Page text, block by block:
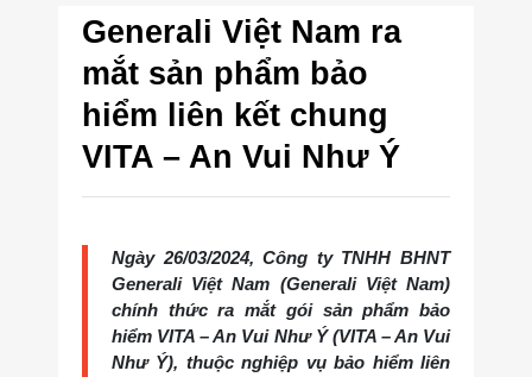
Generali Việt Nam ra
mắt sản phẩm bảo
hiểm liên kết chung
VITA – An Vui Như Ý
Ngày 26/03/2024, Công ty TNHH BHNT
Generali Việt Nam (Generali Việt Nam)
chính thức ra mắt gói sản phẩm bảo
hiểm VITA – An Vui Như Ý (VITA – An Vui
Như Ý), thuộc nghiệp vụ bảo hiểm liên